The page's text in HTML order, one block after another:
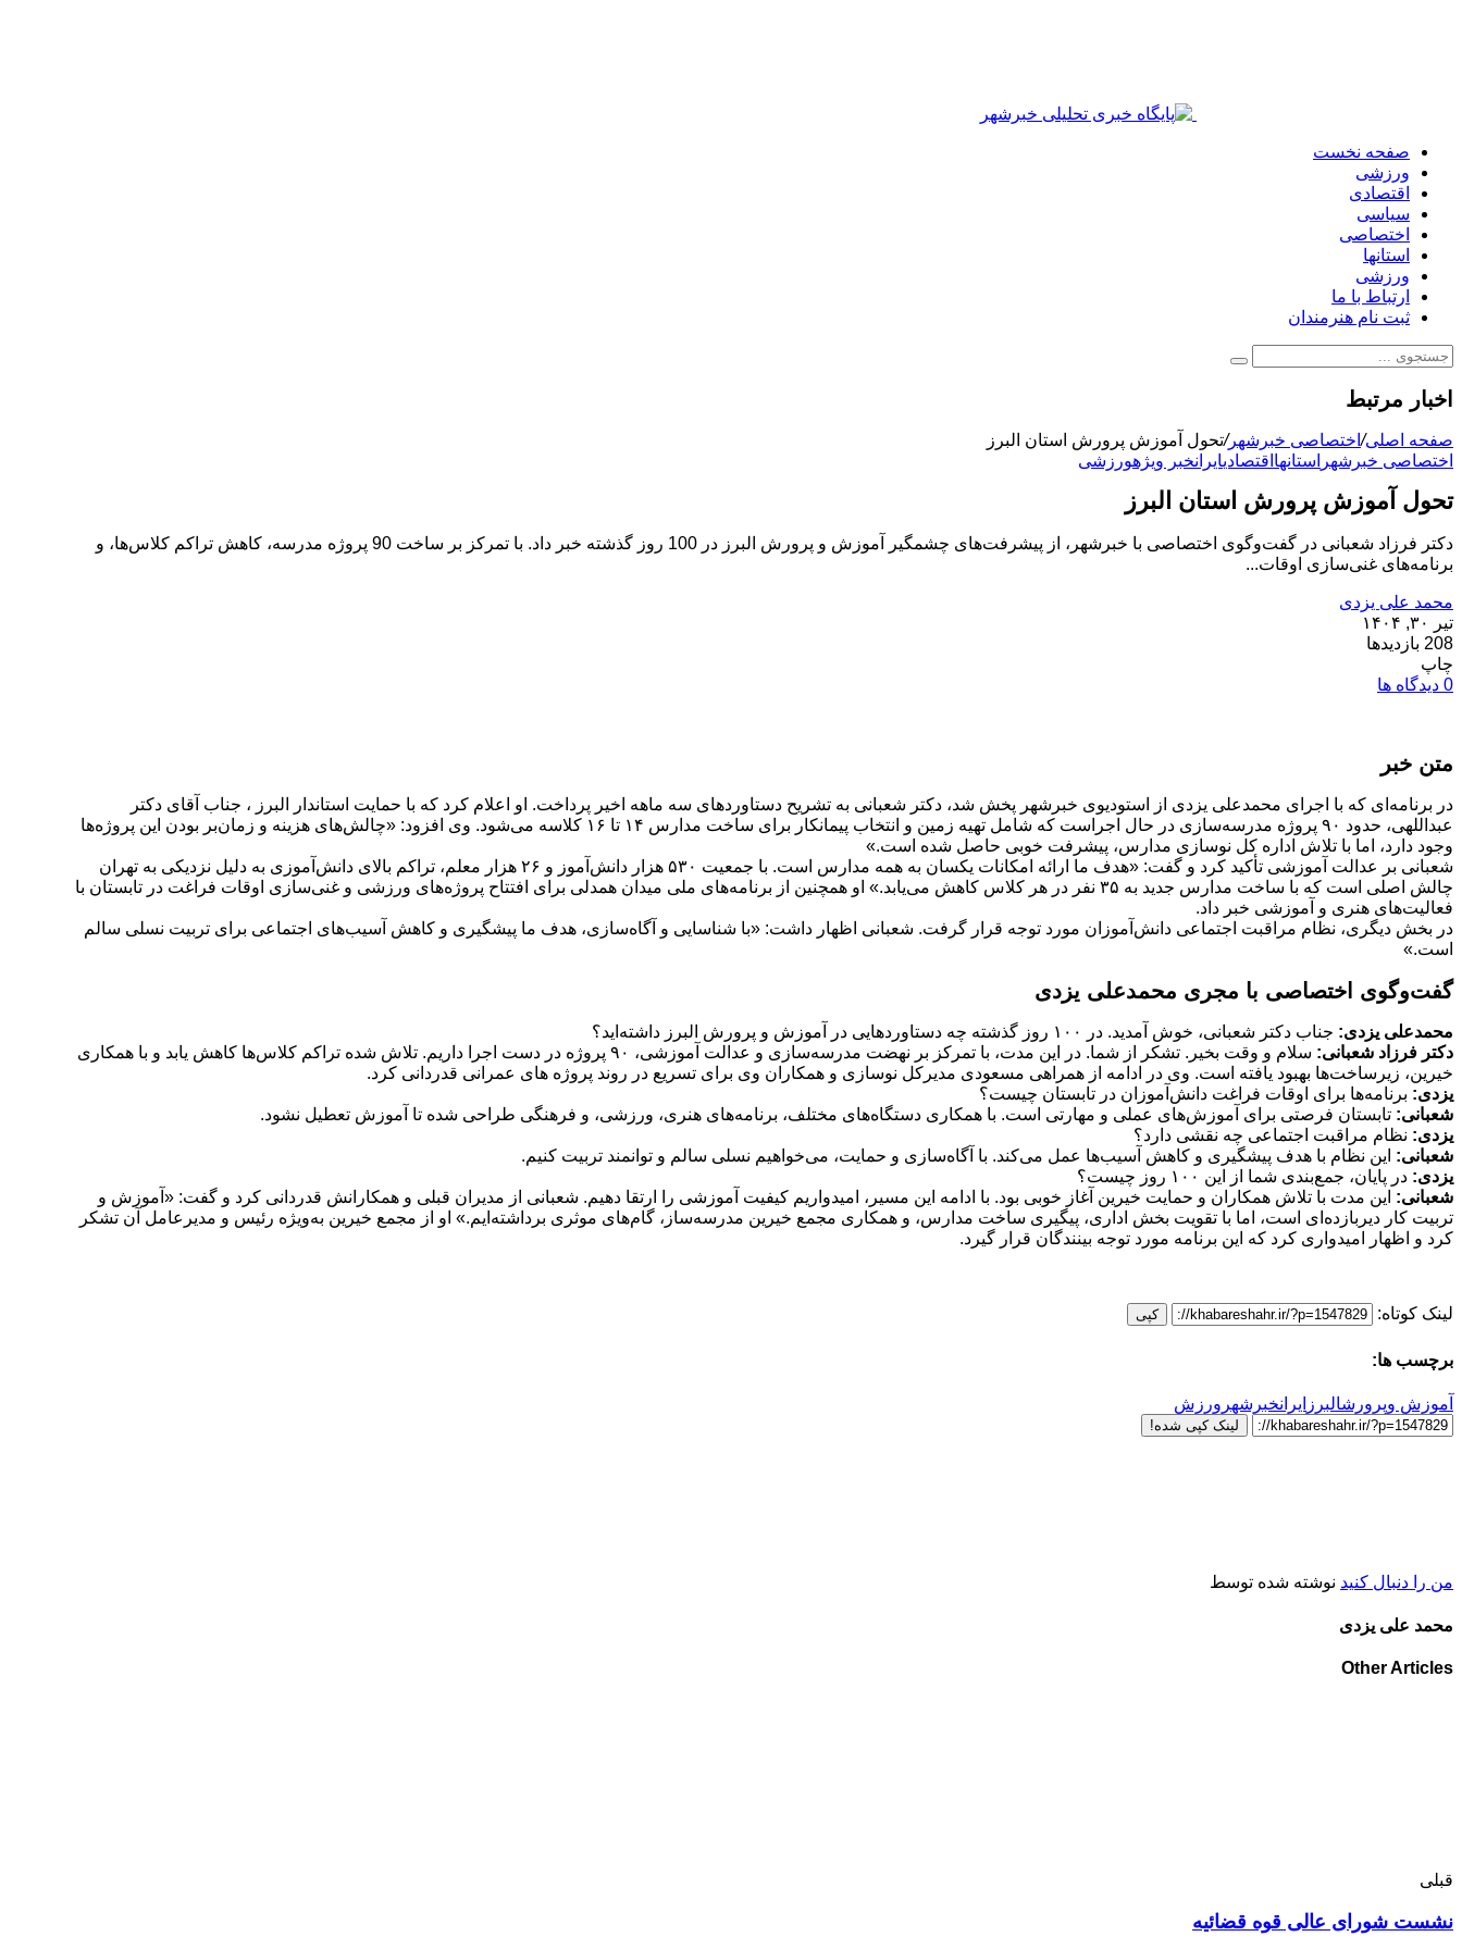
صفحه نخست
ورزشی
اقتصادی
سیاسی
اختصاصی
استانها
ورزشی
ارتباط با ما
ثبت نام هنرمندان
اخبار مرتبط
صفحه اصلی/اختصاصی خبرشهر/تحول آموزش پرورش استان البرز
اختصاصی خبرشهر استانها اقتصادیایرانخبر ویژهورزشی
تحول آموزش پرورش استان البرز
دکتر فرزاد شعبانی در گفت‌وگوی اختصاصی با خبرشهر، از پیشرفت‌های چشمگیر آموزش و پرورش البرز در 100 روز گذشته خبر داد. با تمرکز بر ساخت 90 پروژه مدرسه، کاهش تراکم کلاس‌ها، و
برنامه‌های غنی‌سازی اوقات...
محمد علی یزدی
تیر ۳۰, ۱۴۰۴
208 بازدیدها
چاپ
0 دیدگاه ها
متن خبر
در برنامه‌ای که با اجرای محمدعلی یزدی از استودیوی خبرشهر پخش شد، دکتر شعبانی به تشریح دستاوردهای سه ماهه اخیر پرداخت. او اعلام کرد که با حمایت استاندار البرز ، جناب آقای دکتر
عبداللهی، حدود ۹۰ پروژه مدرسه‌سازی در حال اجراست که شامل تهیه زمین و انتخاب پیمانکار برای ساخت مدارس ۱۴ تا ۱۶ کلاسه می‌شود. وی افزود: «چالش‌های هزینه و زمان‌بر بودن این پروژه‌ها
وجود دارد، اما با تلاش اداره کل نوسازی مدارس، پیشرفت خوبی حاصل شده است.»
شعبانی بر عدالت آموزشی تأکید کرد و گفت: «هدف ما ارائه امکانات یکسان به همه مدارس است. با جمعیت ۵۳۰ هزار دانش‌آموز و ۲۶ هزار معلم، تراکم بالای دانش‌آموزی به دلیل نزدیکی به تهران
چالش اصلی است که با ساخت مدارس جدید به ۳۵ نفر در هر کلاس کاهش می‌یابد.» او همچنین از برنامه‌های ملی میدان همدلی برای افتتاح پروژه‌های ورزشی و غنی‌سازی اوقات فراغت در تابستان با
فعالیت‌های هنری و آموزشی خبر داد.
در بخش دیگری، نظام مراقبت اجتماعی دانش‌آموزان مورد توجه قرار گرفت. شعبانی اظهار داشت: «با شناسایی و آگاه‌سازی، هدف ما پیشگیری و کاهش آسیب‌های اجتماعی برای تربیت نسلی سالم
است.»
گفت‌وگوی اختصاصی با مجری محمدعلی یزدی
محمدعلی یزدی: جناب دکتر شعبانی، خوش آمدید. در ۱۰۰ روز گذشته چه دستاوردهایی در آموزش و پرورش البرز داشته‌اید؟
دکتر فرزاد شعبانی:
سلام و وقت بخیر. تشکر از شما. در این مدت، با تمرکز بر نهضت مدرسه‌سازی و عدالت آموزشی، ۹۰ پروژه در دست اجرا داریم. تلاش شده تراکم کلاس‌ها کاهش یابد و با همکاری
خیرین، زیرساخت‌ها بهبود یافته است. وی در ادامه از همراهی مسعودی مدیرکل نوسازی و همکاران وی برای تسریع در روند پروژه های عمرانی قدردانی کرد.
یزدی: برنامه‌ها برای اوقات فراغت دانش‌آموزان در تابستان چیست؟
شعبانی: تابستان فرصتی برای آموزش‌های عملی و مهارتی است. با همکاری دستگاه‌های مختلف، برنامه‌های هنری، ورزشی، و فرهنگی طراحی شده تا آموزش تعطیل نشود.
یزدی: نظام مراقبت اجتماعی چه نقشی دارد؟
شعبانی: این نظام با هدف پیشگیری و کاهش آسیب‌ها عمل می‌کند. با آگاه‌سازی و حمایت، می‌خواهیم نسلی سالم و توانمند تربیت کنیم.
یزدی: در پایان، جمع‌بندی شما از این ۱۰۰ روز چیست؟
شعبانی: این مدت با تلاش همکاران و حمایت خیرین آغاز خوبی بود. با ادامه این مسیر، امیدواریم کیفیت آموزشی را ارتقا دهیم. شعبانی از مدیران قبلی و همکارانش قدردانی کرد و گفت: «آموزش و
تربیت کار دیربازده‌ای است، اما با تقویت بخش اداری، پیگیری ساخت مدارس، و همکاری مجمع خیرین مدرسه‌ساز، گام‌های موثری برداشته‌ایم.» او از مجمع خیرین به‌ویژه رئیس و مدیرعامل آن تشکر
کرد و اظهار امیدواری کرد که این برنامه مورد توجه بینندگان قرار گیرد.
لینک کوتاه: کپی
برچسب ها:
آموزش وپرورشالبرز ایرانخبرشهر ورزش
لینک کپی شده!
من را دنبال کنید نوشته شده توسط
محمد علی یزدی
Other Articles
قبلی
نشست شورای‌ عالی قوه قضائیه